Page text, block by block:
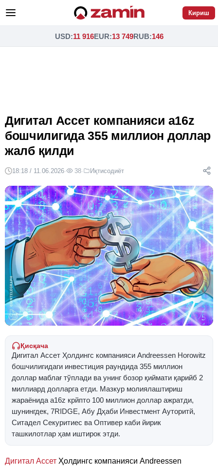
Кириш
USD:11 916EUR:13 749RUB:146
Дигитал Ассет компанияси a16z
бошчилигида 355 миллион доллар
жалб қилди
18:18 / 11.06.2026· 38· Иқтисодиёт
Қисқача
Дигитал Ассет Ҳолдингс компанияси Andreessen Horowitz
бошчилигидаги инвестиция раундида 355 миллион
доллар маблағ тўплади ва унинг бозор қиймати қарийб 2
миллиард долларга етди. Мазкур молиялаштириш
жараёнида a16z крйпто 100 миллион доллар ажратди,
шунингдек, 7RIDGE, Абу Дҳаби Инвестмент Ауторитй,
Ситадел Секуритиес ва Оптивер каби йирик
ташкилотлар ҳам иштирок этди.
Дигитал Ассет Ҳолдингс компанияси Andreessen